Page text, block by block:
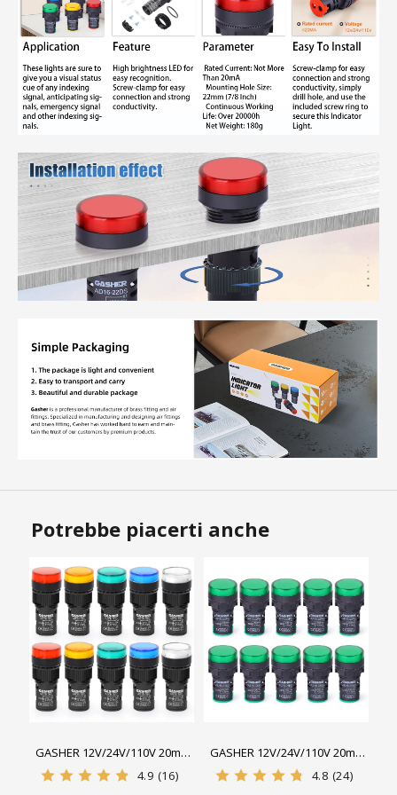
Potrebbe piacerti anche
GASHER 12V/24V/110V 20mA
Indicatore luminoso a
4.9 (16)
GASHER 12V/24V/110V 20mA
Indicatore luminoso a
4.8 (24)